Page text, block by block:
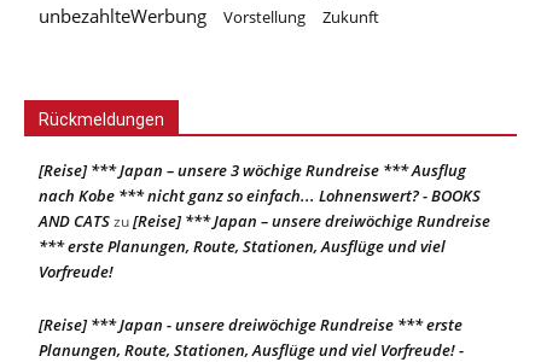
unbezahlteWerbung Vorstellung Zukunft
Rückmeldungen
[Reise] *** Japan – unsere 3 wöchige Rundreise *** Ausflug
nach Kobe *** nicht ganz so einfach... Lohnenswert? - BOOKS
AND CATSzu[Reise] *** Japan – unsere dreiwöchige Rundreise
*** erste Planungen, Route, Stationen, Ausflüge und viel
Vorfreude!
[Reise] *** Japan - unsere dreiwöchige Rundreise *** erste
Planungen, Route, Stationen, Ausflüge und viel Vorfreude! -